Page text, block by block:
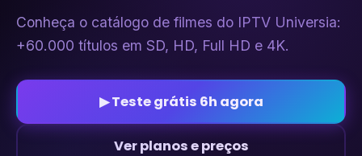
Conheça o catálogo de filmes do IPTV Universia:
+60.000 títulos em SD, HD, Full HD e 4K.
▶ Teste grátis 6h agora
Ver planos e preços